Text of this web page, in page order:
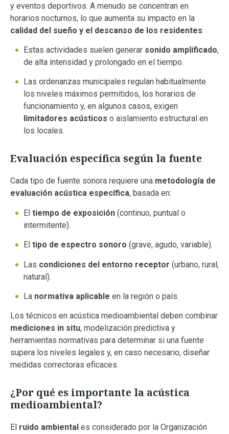
y eventos deportivos. A menudo se concentran en
horarios nocturnos, lo que aumenta su impacto en la
calidad del sueño y el descanso de los residentes.
Estas actividades suelen generar sonido amplificado,
de alta intensidad y prolongado en el tiempo.
Las ordenanzas municipales regulan habitualmente
los niveles máximos permitidos, los horarios de
funcionamiento y, en algunos casos, exigen
limitadores acústicos o aislamiento estructural en
los locales.
Evaluación específica según la fuente
Cada tipo de fuente sonora requiere una metodología de
evaluación acústica específica, basada en:
El tiempo de exposición (continuo, puntual o
intermitente).
El tipo de espectro sonoro (grave, agudo, variable).
Las condiciones del entorno receptor (urbano, rural,
natural).
La normativa aplicable en la región o país.
Los técnicos en acústica medioambiental deben combinar
mediciones in situ, modelización predictiva y
herramientas normativas para determinar si una fuente
supera los niveles legales y, en caso necesario, diseñar
medidas correctoras eficaces.
¿Por qué es importante la acústica
medioambiental?
El ruido ambiental es considerado por la Organización